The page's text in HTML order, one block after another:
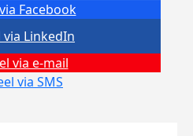
Facebook
via e-mail
via SMS
via LinkedIn